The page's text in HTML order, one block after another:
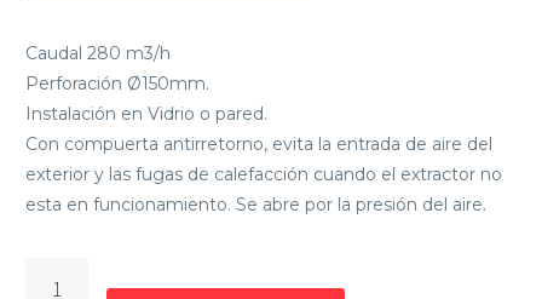
Caudal 280 m3/h
Perforación Ø150mm.
Instalación en Vidrio o pared.
Con compuerta antirretorno, evita la entrada de aire del
exterior y las fugas de calefacción cuando el extractor no
esta en funcionamiento. Se abre por la presión del aire.